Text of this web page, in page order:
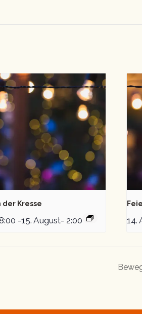
der Kresse
-15. August- 2:00 14.